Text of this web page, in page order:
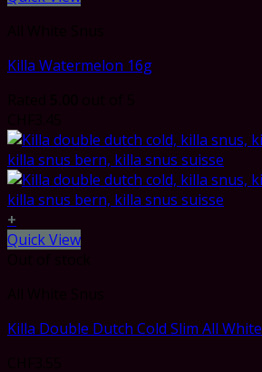
Killa Watermelon 16g
+
Quick View
Killa Double Dutch Cold Slim All White